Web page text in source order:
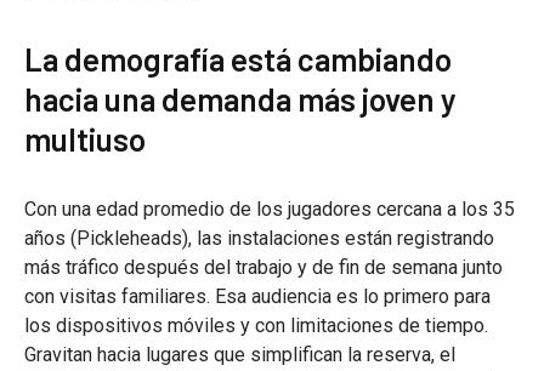
La demografía está cambiando
hacia una demanda más joven y
multiuso
Con una edad promedio de los jugadores cercana a los 35
años (Pickleheads), las instalaciones están registrando
más tráfico después del trabajo y de fin de semana junto
con visitas familiares. Esa audiencia es lo primero para
los dispositivos móviles y con limitaciones de tiempo.
Gravitan hacia lugares que simplifican la reserva, el